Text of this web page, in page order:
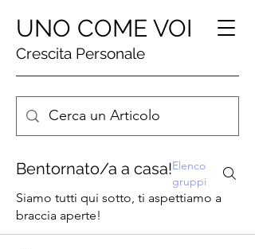
UNO COME VOI
Crescita Personale
Bentornato/a a casa!Elenco
gruppi
Siamo tutti qui sotto, ti aspettiamo a
braccia aperte!